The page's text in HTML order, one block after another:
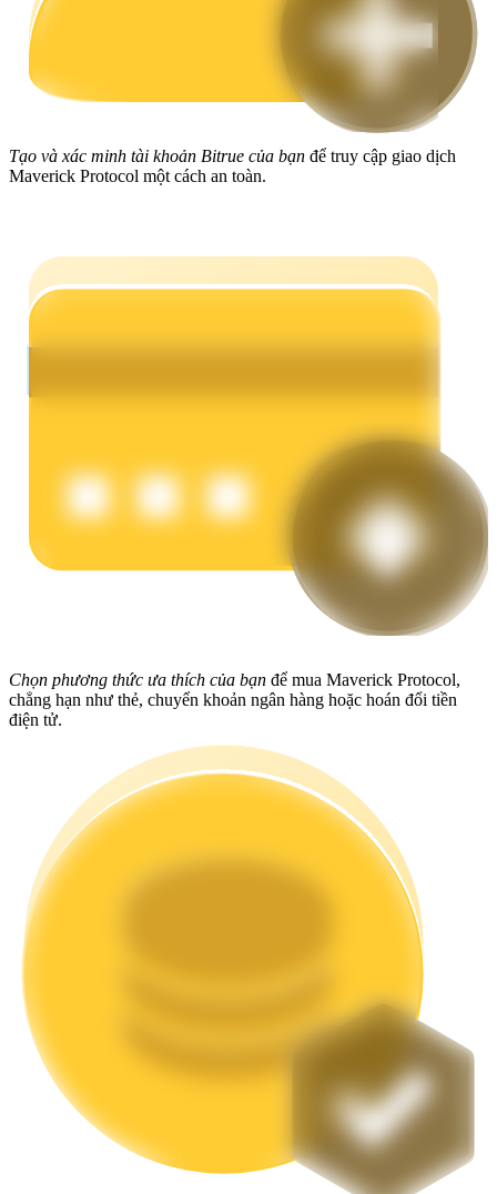
Power Piggy
Làm cho tài sản của bạn tăng giá trị đều đặn
Lợi nhuận cao và truy cập ngay lập tức
Đặt cọc linh hoạt để kiếm được các token phổ biến.
Tạo và xác minh tài khoản Bitrue của bạn để truy cập giao dịch
Maverick Protocol một cách an toàn.
Chọn phương thức ưa thích của bạn để mua Maverick Protocol,
chẳng hạn như thẻ, chuyển khoản ngân hàng hoặc hoán đổi tiền
điện tử.